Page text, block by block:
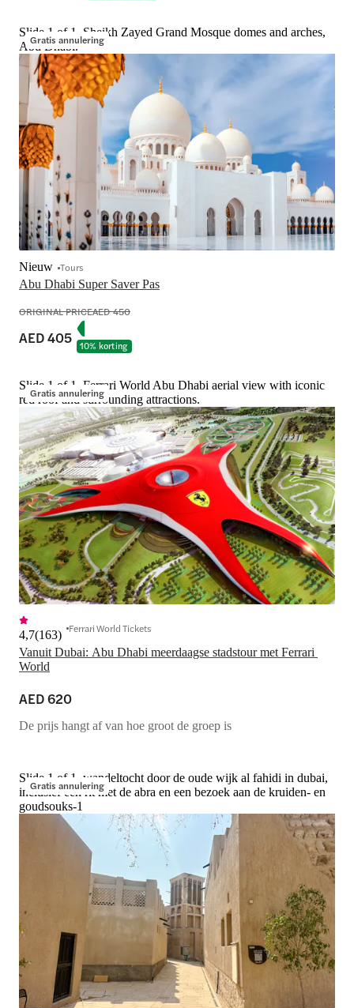
Gratis annulering
Slide 1 of 1, Sheikh Zayed Grand Mosque domes and arches,
Abu Dhabi.
Abu Dhabi Super Saver Pas
Nieuw Tours
ORIGINAL PRICEAED 450
AED 405 10% korting
Gratis annulering
Slide 1 of 1, Ferrari World Abu Dhabi aerial view with iconic
red roof and surrounding attractions.
Vanuit Dubai: Abu Dhabi meerdaagse stadstour met Ferrari
World
4,7(163) Ferrari World Tickets
AED 620
De prijs hangt af van hoe groot de groep is
Gratis annulering
Slide 1 of 1, wandeltocht door de oude wijk al fahidi in dubai,
inclusief een rit met de abra en een bezoek aan de kruiden- en
goudsouks-1